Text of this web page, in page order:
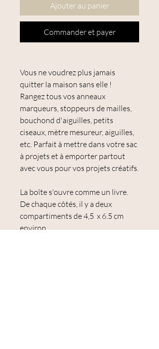
Ajouter au panier
Commander et payer
Vous ne voudrez plus jamais
quitter la maison sans elle !
Rangez tous vos anneaux
marqueurs, stoppeurs de mailles,
bouchond d'aiguilles, petits
ciseaux, mètre mesureur, aiguilles,
etc. Parfait à mettre dans votre sac
à projets et à emporter partout
avec vous pour vos projets créatifs.
La boîte s'ouvre comme un livre.
De chaque côtés, il y a deux
compartiments de 4,5 x 6.5 cm
environ